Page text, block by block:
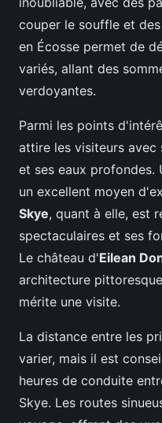
couper le souffle et
en Écosse permet de
variés, allant des
verdoyantes.
Parmi les points
attire les visiteurs avec
et ses eaux profondes.
un excellent moyen
Skye, quant à elle, est
spectaculaires et ses
Le château d'Eilean
architecture
mérite une visite.
La distance entre les
varier, mais il est
heures de conduite
Skye. Les routes